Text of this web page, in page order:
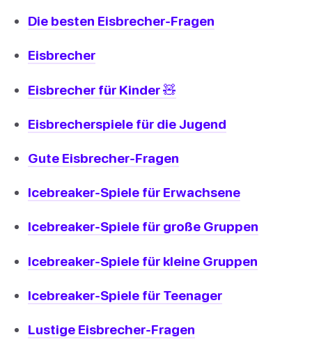
Die besten Eisbrecher-Fragen
Eisbrecher
Eisbrecher für Kinder 🧸
Eisbrecherspiele für die Jugend
Gute Eisbrecher-Fragen
Icebreaker-Spiele für Erwachsene
Icebreaker-Spiele für große Gruppen
Icebreaker-Spiele für kleine Gruppen
Icebreaker-Spiele für Teenager
Lustige Eisbrecher-Fragen